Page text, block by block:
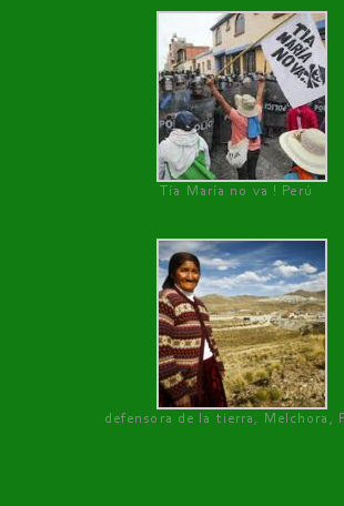
Tía María no va ! Perú
defensora de la tierra, Melchora,